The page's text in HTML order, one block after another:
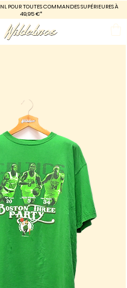
NL POUR TOUTES COMMANDES SUPÉRIEURES À
49,95 €*